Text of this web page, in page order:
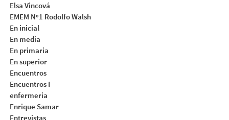
Elsa Vincová
EMEM Nº1 Rodolfo Walsh
En inicial
En media
En primaria
En superior
Encuentros
Encuentros I
enfermeria
Enrique Samar
Entrevistas